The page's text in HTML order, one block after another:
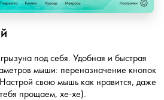
под себя. Удобная и быстрая
мыши: переназначение кнопок
свою мышь как нравится, даже
прощаем, хе-хе).